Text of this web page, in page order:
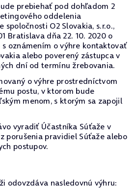
prebiehať pod dohľadom 2
oddelenia
O2 Slovakia, s.r.o.,
Bratislava dňa 22. 10. 2020 o
s oznámením o výhre kontaktovať
alebo poverený zástupca v
dní od termínu žrebovania.
o výhre prostredníctvom
postu, v ktorom bude
menom, s ktorým sa zapojil
vyradiť Účastníka Súťaže v
porušenia pravidiel Súťaže alebo
postupov.
odovzdáva nasledovnú výhru: